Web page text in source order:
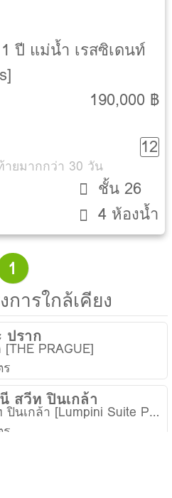
ปี แม่น้ำ เรสซิเดนท์
190,000 ฿
12
ายมากกว่า 30 วัน
ชั้น 26
4 ห้องน้ำ
1
ารใกล้เคียง
ปราก
[THE PRAGUE]
สวีท ปิ่นเกล้า
ลุมพินี สวีท ปิ่นเกล้า [Lumpini Suite Pinklao]